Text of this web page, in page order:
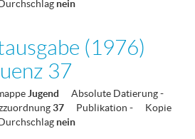
nein
(1976)
37
Jugend Absolute Datierung-
37 Publikation -
Kopie
nein